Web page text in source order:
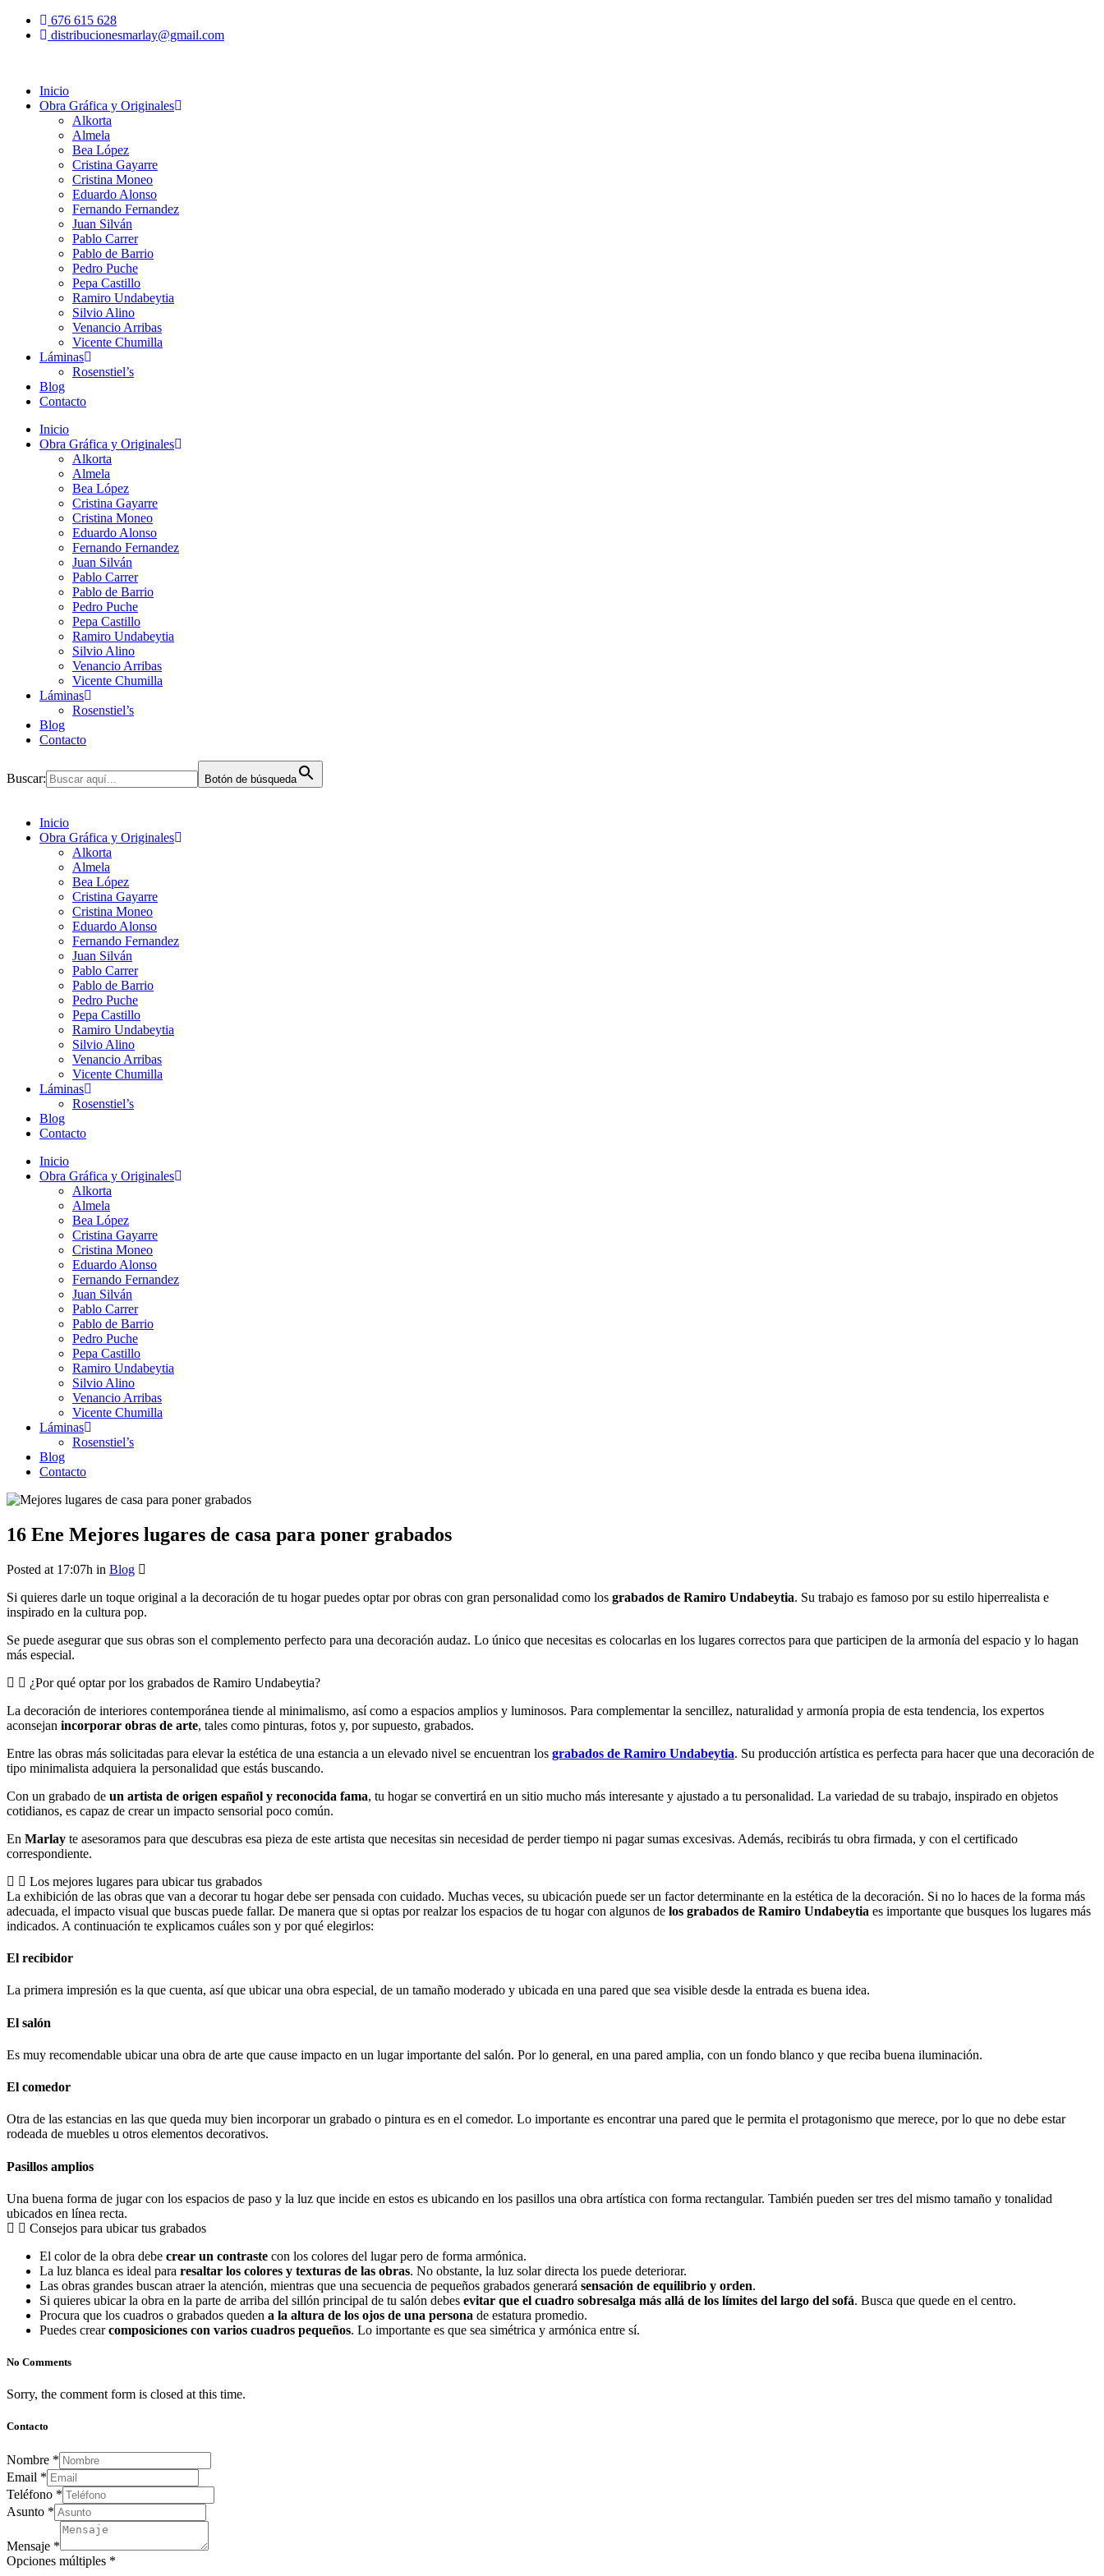
676 615 628
distribucionesmarlay@gmail.com
Inicio
Obra Gráfica y Originales
Alkorta
Almela
Bea López
Cristina Gayarre
Cristina Moneo
Eduardo Alonso
Fernando Fernandez
Juan Silván
Pablo Carrer
Pablo de Barrio
Pedro Puche
Pepa Castillo
Ramiro Undabeytia
Silvio Alino
Venancio Arribas
Vicente Chumilla
Láminas
Rosenstiel’s
Blog
Contacto
Inicio
Obra Gráfica y Originales
Alkorta
Almela
Bea López
Cristina Gayarre
Cristina Moneo
Eduardo Alonso
Fernando Fernandez
Juan Silván
Pablo Carrer
Pablo de Barrio
Pedro Puche
Pepa Castillo
Ramiro Undabeytia
Silvio Alino
Venancio Arribas
Vicente Chumilla
Láminas
Rosenstiel’s
Blog
Contacto
Buscar: Botón de búsqueda
Inicio
Obra Gráfica y Originales
Alkorta
Almela
Bea López
Cristina Gayarre
Cristina Moneo
Eduardo Alonso
Fernando Fernandez
Juan Silván
Pablo Carrer
Pablo de Barrio
Pedro Puche
Pepa Castillo
Ramiro Undabeytia
Silvio Alino
Venancio Arribas
Vicente Chumilla
Láminas
Rosenstiel’s
Blog
Contacto
Inicio
Obra Gráfica y Originales
Alkorta
Almela
Bea López
Cristina Gayarre
Cristina Moneo
Eduardo Alonso
Fernando Fernandez
Juan Silván
Pablo Carrer
Pablo de Barrio
Pedro Puche
Pepa Castillo
Ramiro Undabeytia
Silvio Alino
Venancio Arribas
Vicente Chumilla
Láminas
Rosenstiel’s
Blog
Contacto
16 Ene Mejores lugares de casa para poner grabados
Posted at 17:07h in Blog
Si quieres darle un toque original a la decoración de tu hogar puedes optar por obras con gran personalidad como los grabados de Ramiro Undabeytia. Su trabajo es famoso por su estilo hiperrealista e
inspirado en la cultura pop.
Se puede asegurar que sus obras son el complemento perfecto para una decoración audaz. Lo único que necesitas es colocarlas en los lugares correctos para que participen de la armonía del espacio y lo hagan
más especial.
¿Por qué optar por los grabados de Ramiro Undabeytia?
La decoración de interiores contemporánea tiende al minimalismo, así como a espacios amplios y luminosos. Para complementar la sencillez, naturalidad y armonía propia de esta tendencia, los expertos
aconsejan incorporar obras de arte, tales como pinturas, fotos y, por supuesto, grabados.
Entre las obras más solicitadas para elevar la estética de una estancia a un elevado nivel se encuentran los grabados de Ramiro Undabeytia. Su producción artística es perfecta para hacer que una decoración de
tipo minimalista adquiera la personalidad que estás buscando.
Con un grabado de un artista de origen español y reconocida fama, tu hogar se convertirá en un sitio mucho más interesante y ajustado a tu personalidad. La variedad de su trabajo, inspirado en objetos
cotidianos, es capaz de crear un impacto sensorial poco común.
En Marlay te asesoramos para que descubras esa pieza de este artista que necesitas sin necesidad de perder tiempo ni pagar sumas excesivas. Además, recibirás tu obra firmada, y con el certificado
correspondiente.
Los mejores lugares para ubicar tus grabados
La exhibición de las obras que van a decorar tu hogar debe ser pensada con cuidado. Muchas veces, su ubicación puede ser un factor determinante en la estética de la decoración. Si no lo haces de la forma más
adecuada, el impacto visual que buscas puede fallar. De manera que si optas por realzar los espacios de tu hogar con algunos de los grabados de Ramiro Undabeytia es importante que busques los lugares más
indicados. A continuación te explicamos cuáles son y por qué elegirlos:
El recibidor
La primera impresión es la que cuenta, así que ubicar una obra especial, de un tamaño moderado y ubicada en una pared que sea visible desde la entrada es buena idea.
El salón
Es muy recomendable ubicar una obra de arte que cause impacto en un lugar importante del salón. Por lo general, en una pared amplia, con un fondo blanco y que reciba buena iluminación.
El comedor
Otra de las estancias en las que queda muy bien incorporar un grabado o pintura es en el comedor. Lo importante es encontrar una pared que le permita el protagonismo que merece, por lo que no debe estar
rodeada de muebles u otros elementos decorativos.
Pasillos amplios
Una buena forma de jugar con los espacios de paso y la luz que incide en estos es ubicando en los pasillos una obra artística con forma rectangular. También pueden ser tres del mismo tamaño y tonalidad
ubicados en línea recta.
Consejos para ubicar tus grabados
El color de la obra debe crear un contraste con los colores del lugar pero de forma armónica.
La luz blanca es ideal para resaltar los colores y texturas de las obras. No obstante, la luz solar directa los puede deteriorar.
Las obras grandes buscan atraer la atención, mientras que una secuencia de pequeños grabados generará sensación de equilibrio y orden.
Si quieres ubicar la obra en la parte de arriba del sillón principal de tu salón debes evitar que el cuadro sobresalga más allá de los límites del largo del sofá. Busca que quede en el centro.
Procura que los cuadros o grabados queden a la altura de los ojos de una persona de estatura promedio.
Puedes crearcomposiciones con varios cuadros pequeños. Lo importante es que sea simétrica y armónica entre sí.
No Comments
Sorry, the comment form is closed at this time.
Contacto
Nombre *
Email *
Teléfono *
Asunto *
Mensaje *
Opciones múltiples *